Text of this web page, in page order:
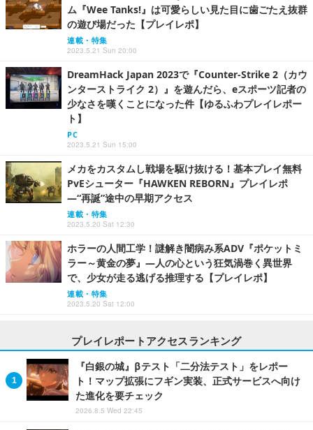
ム『Wee Tanks!』は可愛らしい見た目に歯ごたえ抜群
の遊び場だった【プレイレポ】
連載・特集
2023.5.21 Sun 20:00
DreamHack Japan 2023で『Counter-Strike 2（カウ
ンターストライク 2）』を遊んだら、eスポーツ記者の
少なさを嘆くことになった件【ゆるふわプレイレポー
ト】
PC
2023.5.21 Sun 15:00
メカをカスタムし戦場を駆け抜ける！基本プレイ無料
PvEシューター『HAWKEN REBORN』プレイレポ
―“再誕”途中の早期アクセス
連載・特集
2023.5.20 Sat 12:30
ホラーの人間工学！謎解き闇病み系ADV『ポケットミ
ラー～黄金の夢』―人の心という狂気渦巻く異世界
で、少女が走る逃げる推理する【プレイレポ】
連載・特集
2023.5.20 Sat 12:00
プレイレポートアクセスランキング
『白銀の城』βテスト「二分法テスト」をレポー
ト！マップ拡張にフギン実装、正式サービスへ向け
た進化を要チェック
2026.8.5 Wed 22:45